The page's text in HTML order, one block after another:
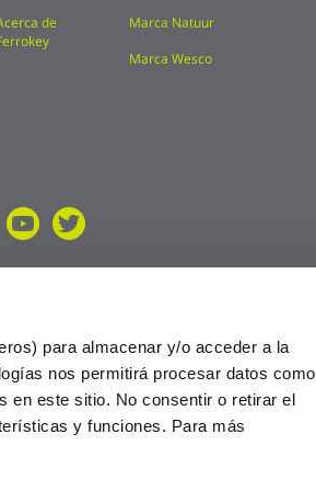
para almacenar y/o acceder a la
nos permitirá procesar datos como
en este sitio. No consentir o retirar el
y funciones. Para más
de
Marca Natuur
Marca Wesco